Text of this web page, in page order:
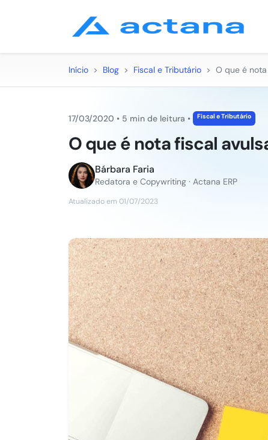
Início > Blog > Fiscal e Tributário > O que é
17/03/2020 • 5 min de leitura • Fiscal e Tributário
O que é nota fiscal
Bárbara Faria
Redatora e Copywriting · Actana ERP
Atualizado em 01/07/2023